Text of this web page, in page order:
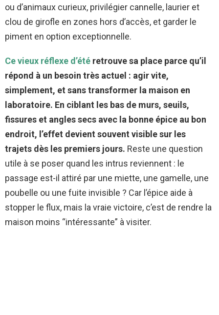
ou d’animaux curieux, privilégier cannelle, laurier et
clou de girofle en zones hors d’accès, et garder le
piment en option exceptionnelle.
Ce vieux réflexe d’été retrouve sa place parce qu’il
répond à un besoin très actuel : agir vite,
simplement, et sans transformer la maison en
laboratoire. En ciblant les bas de murs, seuils,
fissures et angles secs avec la bonne épice au bon
endroit, l’effet devient souvent visible sur les
trajets dès les premiers jours. Reste une question
utile à se poser quand les intrus reviennent : le
passage est-il attiré par une miette, une gamelle, une
poubelle ou une fuite invisible ? Car l’épice aide à
stopper le flux, mais la vraie victoire, c’est de rendre la
maison moins “intéressante” à visiter.